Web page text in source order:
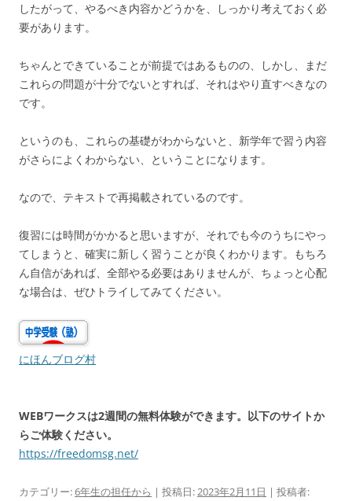
したがって、やるべき内容かどうかを、しっかり考えておく必
要があります。
ちゃんとできていることが前提ではあるものの、しかし、まだ
これらの問題が十分でないとすれば、それはやり直すべきなの
です。
というのも、これらの基礎がわからないと、新学年で習う内容
がさらによくわからない、ということになります。
なので、テキストで再掲載されているのです。
復習には時間がかかると思いますが、それでも今のうちにやっ
てしまうと、確実に新しく習うことが良くわかります。もちろ
ん自信があれば、全部やる必要はありませんが、ちょっと心配
な場合は、ぜひトライしてみてください。
にほんブログ村
WEBワークスは2週間の無料体験ができます。以下のサイトか
らご体験ください。
https://freedomsg.net/
カテゴリー:6年生の担任から | 投稿日:2023年2月11日 | 投稿者: